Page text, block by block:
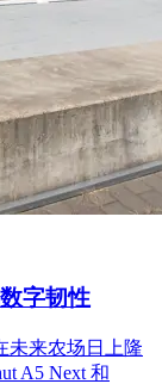
字韧性
未来农场日上隆
A5 Next 和